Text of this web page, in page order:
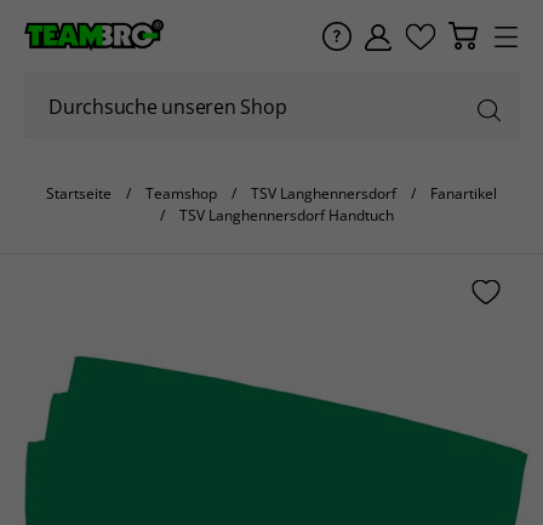
Startseite Teamshop TSV Langhennersdorf
Fanartikel
TSV Langhennersdorf Handtuch